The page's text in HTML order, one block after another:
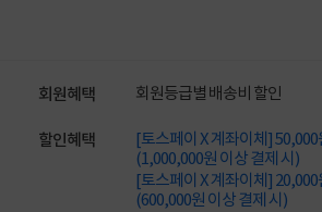
회원혜택 회원등급별 배송비 할인
할인혜택
[토스페이 X 계좌이체]
(1,000,000원 이상 결제 시)
[토스페이 X 계좌이체]
(600,000원 이상 결제 시)